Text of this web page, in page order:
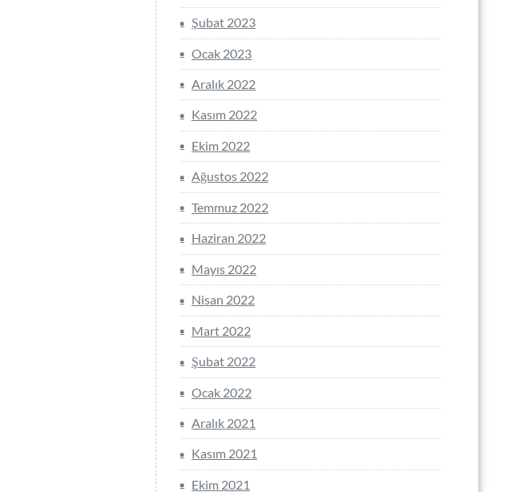
Şubat 2023
Ocak 2023
Aralık 2022
Kasım 2022
Ekim 2022
Ağustos 2022
Temmuz 2022
Haziran 2022
Mayıs 2022
Nisan 2022
Mart 2022
Şubat 2022
Ocak 2022
Aralık 2021
Kasım 2021
Ekim 2021